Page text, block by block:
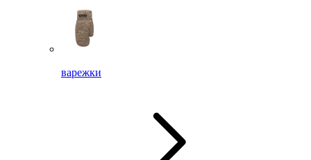
варежки